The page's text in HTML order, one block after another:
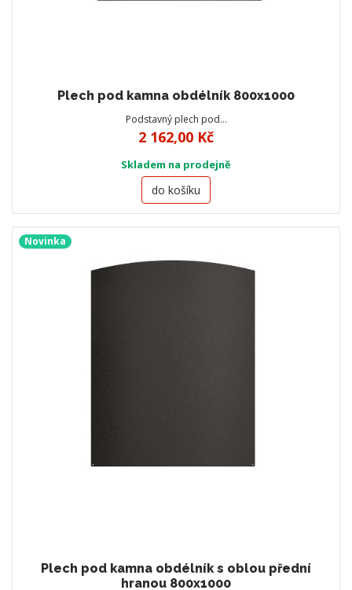
Plech pod kamna obdélník 800x1000
Podstavný plech pod…
2 162,00 Kč
Skladem na prodejně
do košíku
Novinka
Plech pod kamna obdélník s oblou přední
hranou 800x1000